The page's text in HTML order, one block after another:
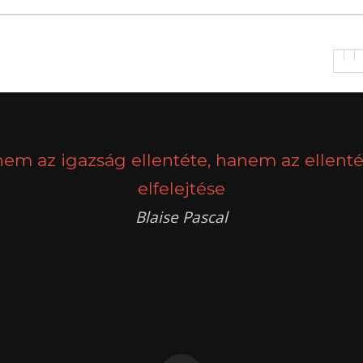
az igazság ellentéte, hanem az
elfelejtése
Blaise Pascal